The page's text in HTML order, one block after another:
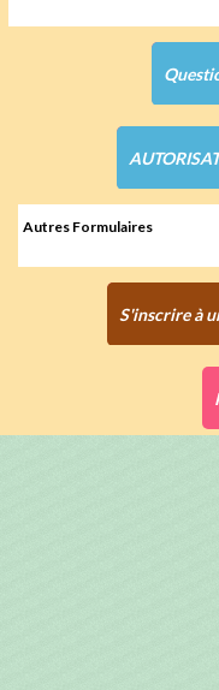
Autres Formulaires
S'inscrire à